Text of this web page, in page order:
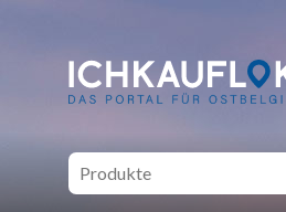
ich kauf lokal